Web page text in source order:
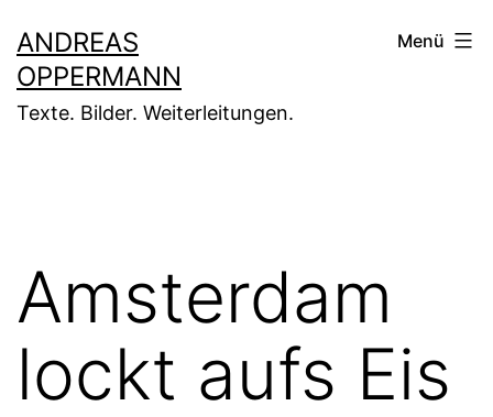
Inhalt
springen
ANDREAS
OPPERMANN
Texte. Bilder. Weiterleitungen.
Menü
Amsterdam
lockt aufs Eis